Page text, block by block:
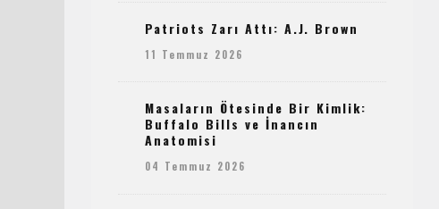
Patriots Zarı Attı: A.J. Brown
11 Temmuz 2026
Masaların Ötesinde Bir Kimlik:
Buffalo Bills ve İnancın
Anatomisi
04 Temmuz 2026